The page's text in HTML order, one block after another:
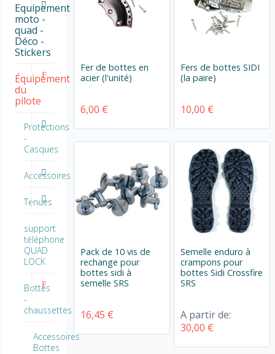
Fer de bottes en
acier (l'unité)
6,00 €
Fers de bottes SIDI
(la paire)
10,00 €
Pack de 10 vis de
rechange pour
bottes sidi à
semelle SRS
16,45 €
Semelle enduro à
crampons pour
bottes Sidi Crossfire
SRS
A partir de:
30,00 €
Equipement
moto -
quad -
Déco -
Stickers
Équipement
du
pilote
Protections
-
Casques
Accessoires
Tenues
support
téléphone
QUAD
LOCK
Bottes
-
chaussettes
Accessoires
Bottes